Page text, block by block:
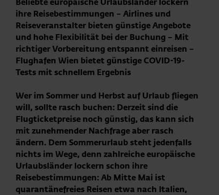
Beliebte europäische Urlaubsländer lockern
ihre Reisebestimmungen – Airlines und
Reiseveranstalter bieten günstige Angebote
und hohe Flexibilität bei der Buchung – Mit
richtiger Vorbereitung entspannt einreisen –
Flughafen Wien bietet günstige COVID-19-
Tests mit schnellem Ergebnis
Wer im Sommer und Herbst auf Urlaub fliegen
will, sollte rasch buchen: Derzeit sind die
Flugticketpreise noch günstig, das kann sich
mit zunehmender Nachfrage aber rasch
ändern. Dem Sommerurlaub steht jedenfalls
nichts im Wege, denn zahlreiche europäische
Urlaubsländer lockern schon ihre
Reisebestimmungen: Ab Mitte Mai ist
quarantänefreies Reisen etwa nach Italien,